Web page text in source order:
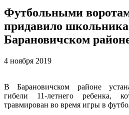
Футбольными
придавило
Барановичском
4 ноября 2019
В Барановичском районе
гибели 11-летнего ребенка,
травмирован во время игры в